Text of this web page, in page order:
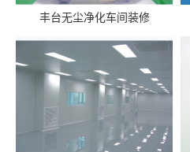
丰台无尘净化车间装修